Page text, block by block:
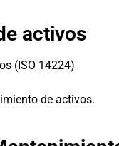
activos
(ISO 14224)
de activos.